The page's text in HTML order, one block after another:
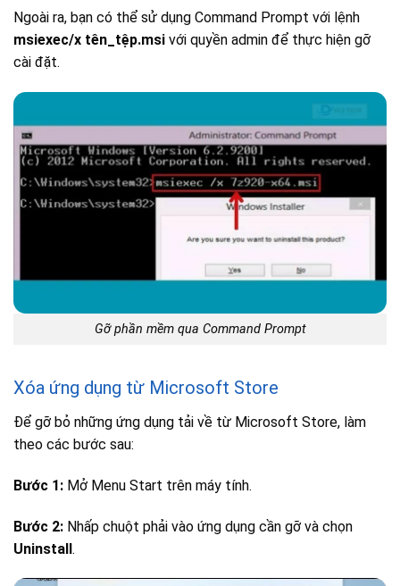
Ngoài ra, bạn có thể sử dụng Command Prompt với lệnh
msiexec/x tên_tệp.msi với quyền admin để thực hiện gỡ
cài đặt.
Gỡ phần mềm qua Command Prompt
Xóa ứng dụng từ Microsoft Store
Để gỡ bỏ những ứng dụng tải về từ Microsoft Store, làm
theo các bước sau:
Bước 1: Mở Menu Start trên máy tính.
Bước 2: Nhấp chuột phải vào ứng dụng cần gỡ và chọn
Uninstall.